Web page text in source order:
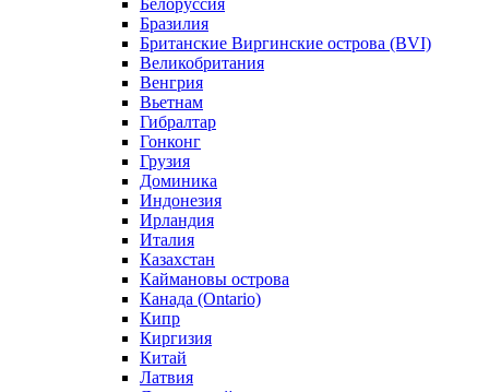
Белоруссия
Бразилия
Британские Виргинские острова (BVI)
Великобритания
Венгрия
Вьетнам
Гибралтар
Гонконг
Грузия
Доминика
Индонезия
Ирландия
Италия
Казахстан
Каймановы острова
Канада (Ontario)
Кипр
Киргизия
Китай
Латвия